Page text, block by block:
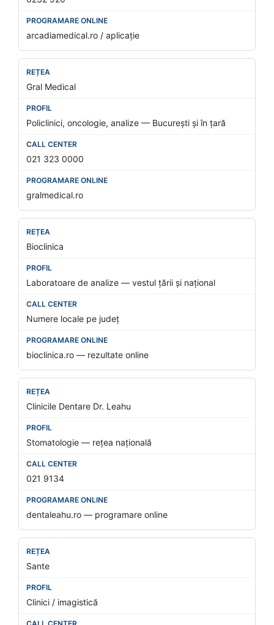
arcadiamedical.ro / aplicație
Gral Medical
Policlinici, oncologie, analize — București și în țară
021 323 0000
gralmedical.ro
Bioclinica
Laboratoare de analize — vestul țării și național
Numere locale pe județ
bioclinica.ro — rezultate online
Clinicile Dentare Dr. Leahu
Stomatologie — rețea națională
021 9134
dentaleahu.ro — programare online
Sante
Clinici / imagistică